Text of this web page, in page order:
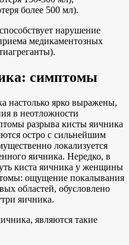
более 500 мл).
нарушение
медикаментозных
симптомы
настолько ярко выражены,
в неотложности
разрыва кисты яичника
остро с сильнейшим
локализуется
яичника. Нередко, в
киста яичника у женщины
ощущение покалывания
областей, обусловлено
яичника.
являются такие